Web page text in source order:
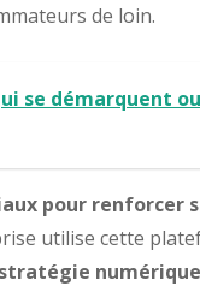
de loin.
se démarquent
pour renforcer
utilise cette